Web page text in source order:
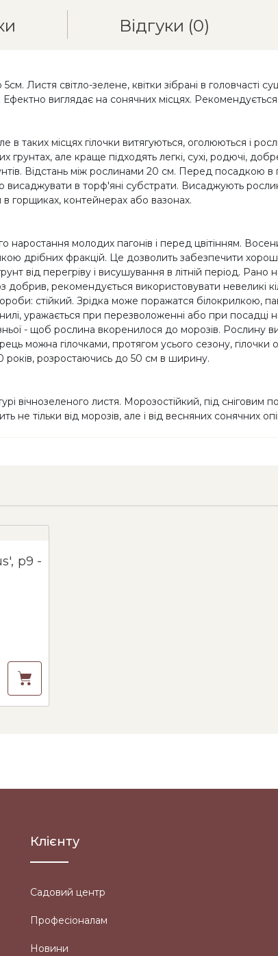
Відгуки (0)
Листя світло-зелене, квітки зібрані в головчасті
виглядає на сонячних місцях. Рекомендується
в таких місцях гілочки витягуються, оголюються і
грунтах, але краще підходять легкі, сухі, родючі,
Відстань між рослинами 20 см. Перед посадкою
в торф'яні субстрати. Висаджують
горщиках, контейнерах або вазонах.
наростання молодих пагонів і перед цвітінням.
дрібних фракцій. Це дозволить забезпечити
від перегріву і висушування в літній період.
рекомендується використовувати невеликі
стійкий. Зрідка може поражатся білокрилкою,
уражається при перезволоженні або при
- щоб рослина вкоренилося до морозів. Рослину
можна гілочками, протягом усього сезону, гілочки
років, розростаючись до 50 см в ширину.
вічнозеленого листя. Морозостійкий, під
не тільки від морозів, але і від весняних сонячних
Чебрець ранній 'Pigmeus', p9 -
Клієнту
Садовий центр
Професіоналам
Новини